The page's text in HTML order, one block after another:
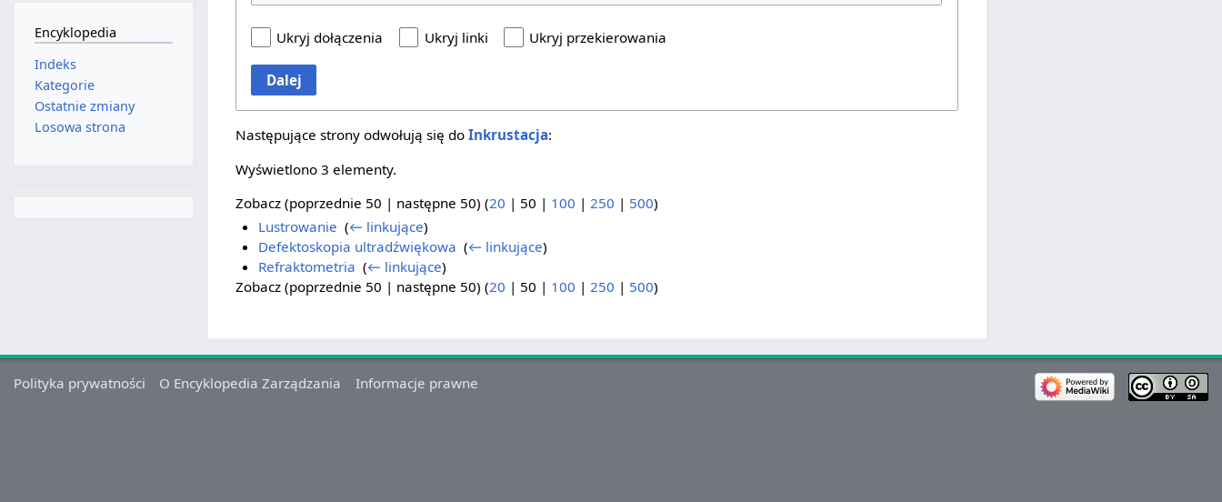
Ukryj dołączenia Ukryj linki Ukryj przekierowania
Dalej
Następujące strony odwołują się doInkrustacja:
Wyświetlono 3 elementy.
Zobacz (poprzednie 50 | następne 50) (20 | 50 | 100 | 250 | 500)
Lustrowanie (← linkujące)
Defektoskopia ultradźwiękowa (← linkujące)
Refraktometria (← linkujące)
Zobacz (poprzednie 50 | następne 50) (20 | 50 | 100 |250 | 500)
Encyklopedia
Indeks
Kategorie
Ostatnie zmiany
Losowa strona
Polityka prywatności O Encyklopedia Zarządzania Informacje prawne